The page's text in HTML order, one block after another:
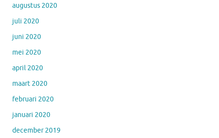
augustus 2020
juli 2020
juni 2020
mei 2020
april 2020
maart 2020
februari 2020
januari 2020
december 2019